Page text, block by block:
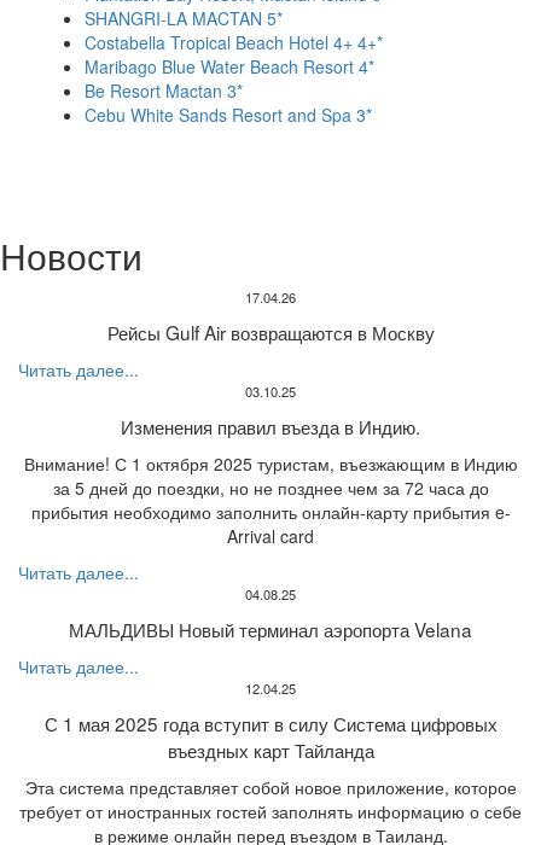
SHANGRI-LA MACTAN 5*
Costabella Tropical Beach Hotel 4+ 4+*
Maribago Blue Water Beach Resort 4*
Be Resort Mactan 3*
Cebu White Sands Resort and Spa 3*
Новости
17.04.26
Рейсы Gulf Air возвращаются в Москву
Читать далее...
03.10.25
Изменения правил въезда в Индию.
Внимание! С 1 октября 2025 туристам, въезжающим в Индию
за 5 дней до поездки, но не позднее чем за 72 часа до
прибытия необходимо заполнить онлайн-карту прибытия e-
Arrival card
Читать далее...
04.08.25
МАЛЬДИВЫ Новый терминал аэропорта Velana
Читать далее...
12.04.25
С 1 мая 2025 года вступит в силу Система цифровых
въездных карт Тайланда
Эта система представляет собой новое приложение, которое
требует от иностранных гостей заполнять информацию о себе
в режиме онлайн перед въездом в Таиланд.